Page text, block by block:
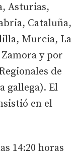
Asturias,
Cataluña,
Murcia, La
y por
de
gallega). El
en el
14:20 horas